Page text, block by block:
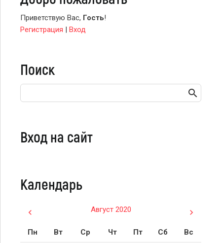
Приветствую Вас, Гость!
Регистрация | Вход
Поиск
Вход на сайт
Календарь
Август 2020
Пн Вт Ср Чт Пт Сб Вс